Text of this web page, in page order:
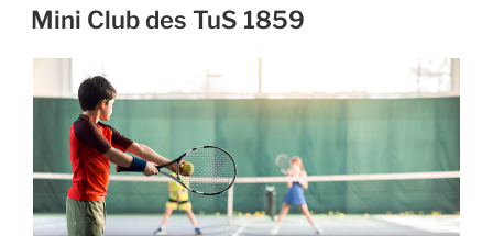
VERÖFFENTLICHT
AM
Mini Club des TuS 1859